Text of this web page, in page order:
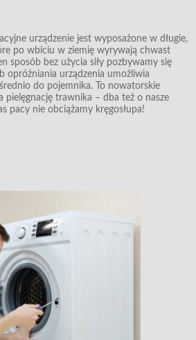
urządzenie jest wyposażone w długie,
po wbiciu w ziemię wyrywają chwast
sposób bez użycia siły pozbywamy się
opróżniania urządzenia umożliwia
do pojemnika. To nowatorskie
pielęgnację trawnika – dba też o nasze
pacy nie obciążamy kręgosłupa!